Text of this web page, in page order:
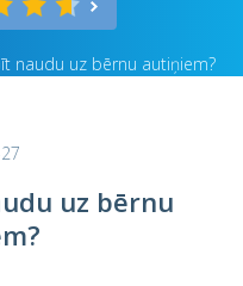
naudu uz bērnu autiņiem?
uz bērnu